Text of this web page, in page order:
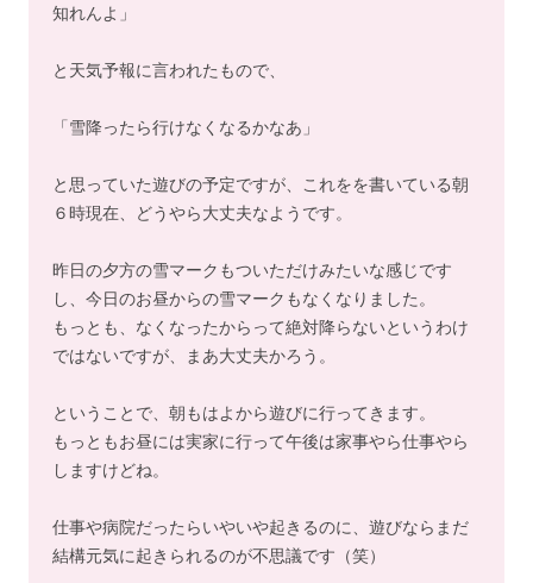
知れんよ」
と天気予報に言われたもので、
「雪降ったら行けなくなるかなあ」
と思っていた遊びの予定ですが、これをを書いている朝
６時現在、どうやら大丈夫なようです。
昨日の夕方の雪マークもついただけみたいな感じです
し、今日のお昼からの雪マークもなくなりました。
もっとも、なくなったからって絶対降らないというわけ
ではないですが、まあ大丈夫かろう。
ということで、朝もはよから遊びに行ってきます。
もっともお昼には実家に行って午後は家事やら仕事やら
しますけどね。
仕事や病院だったらいやいや起きるのに、遊びならまだ
結構元気に起きられるのが不思議です（笑）